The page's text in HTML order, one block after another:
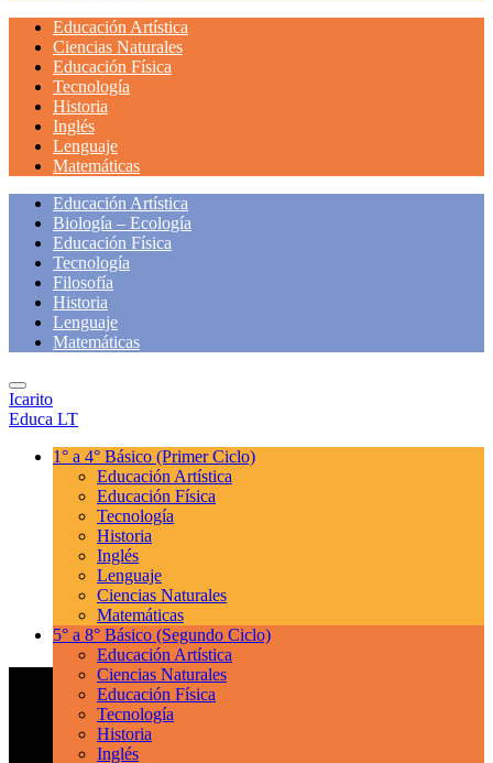
Educación Artística
Ciencias Naturales
Educación Física
Tecnología
Historia
Inglés
Lenguaje
Matemáticas
Educación Artística
Biología – Ecología
Educación Física
Tecnología
Filosofía
Historia
Lenguaje
Matemáticas
Icarito
Educa LT
1° a 4° Básico (Primer Ciclo)
Educación Artística
Educación Física
Tecnología
Historia
Inglés
Lenguaje
Ciencias Naturales
Matemáticas
5° a 8° Básico (Segundo Ciclo)
Educación Artística
Ciencias Naturales
Educación Física
Tecnología
Historia
Inglés